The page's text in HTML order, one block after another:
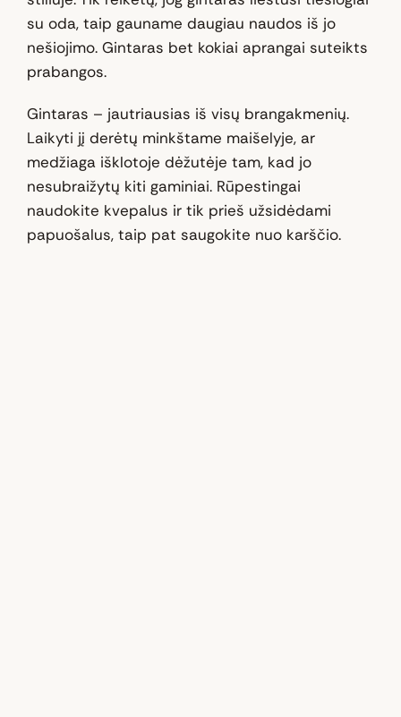
su oda, taip gauname daugiau naudos iš jo
nešiojimo. Gintaras bet kokiai aprangai suteikts
prabangos.
Gintaras – jautriausias iš visų brangakmenių.
Laikyti jį derėtų minkštame maišelyje, ar
medžiaga išklotoje dėžutėje tam, kad jo
nesubraižytų kiti gaminiai. Rūpestingai
naudokite kvepalus ir tik prieš užsidėdami
papuošalus, taip pat saugokite nuo karščio.